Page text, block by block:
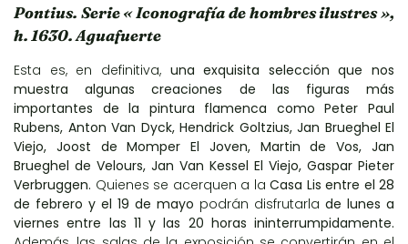
Pontius. Serie « Iconografía de hombres ilustres »,
h. 1630. Aguafuerte
Esta es, en definitiva, una exquisita selección que nos
muestra algunas creaciones de las figuras más
importantes de la pintura flamenca como Peter Paul
Rubens, Anton Van Dyck, Hendrick Goltzius, Jan Brueghel El
Viejo, Joost de Momper El Joven, Martin de Vos, Jan
Brueghel de Velours, Jan Van Kessel El Viejo, Gaspar Pieter
Verbruggen. Quienes se acerquen a la Casa Lis entre el 28
de febrero y el 19 de mayo podrán disfrutarla de lunes a
viernes entre las 11 y las 20 horas ininterrumpidamente.